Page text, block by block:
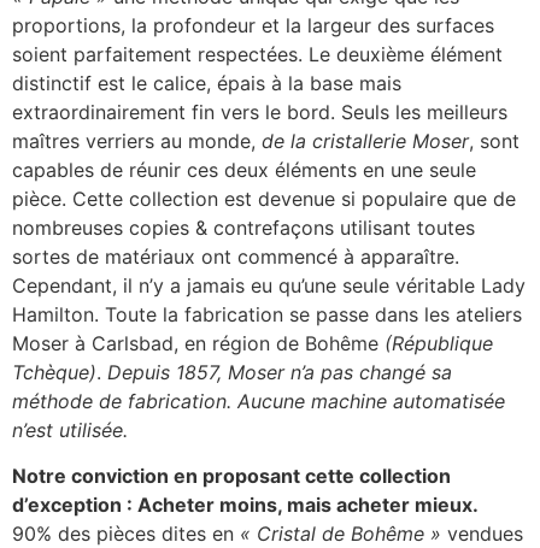
proportions, la profondeur et la largeur des surfaces
soient parfaitement respectées. Le deuxième élément
distinctif est le calice, épais à la base mais
extraordinairement fin vers le bord. Seuls les meilleurs
maîtres verriers au monde, de la cristallerie Moser, sont
capables de réunir ces deux éléments en une seule
pièce. Cette collection est devenue si populaire que de
nombreuses copies & contrefaçons utilisant toutes
sortes de matériaux ont commencé à apparaître.
Cependant, il n’y a jamais eu qu’une seule véritable Lady
Hamilton. Toute la fabrication se passe dans les ateliers
Moser à Carlsbad, en région de Bohême (République
Tchèque). Depuis 1857, Moser n’a pas changé sa
méthode de fabrication. Aucune machine automatisée
n’est utilisée.
Notre conviction en proposant cette collection
d’exception : Acheter moins, mais acheter mieux.
90% des pièces dites en « Cristal de Bohême » vendues